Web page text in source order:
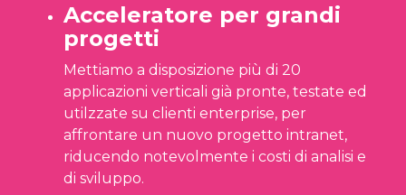
Acceleratore per grandi
progetti
Mettiamo a disposizione più di 20
applicazioni verticali già pronte, testate ed
utilzzate su clienti enterprise, per
affrontare un nuovo progetto intranet,
riducendo notevolmente i costi di analisi e
di sviluppo.